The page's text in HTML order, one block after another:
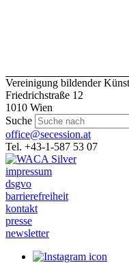
Vereinigung bildender
Friedrichstraße 12
1010 Wien
Suche
office@secession.at
Tel. +43-1-587 53 07
impressum
dsgvo
barrierefreiheit
kontakt
presse
newsletter